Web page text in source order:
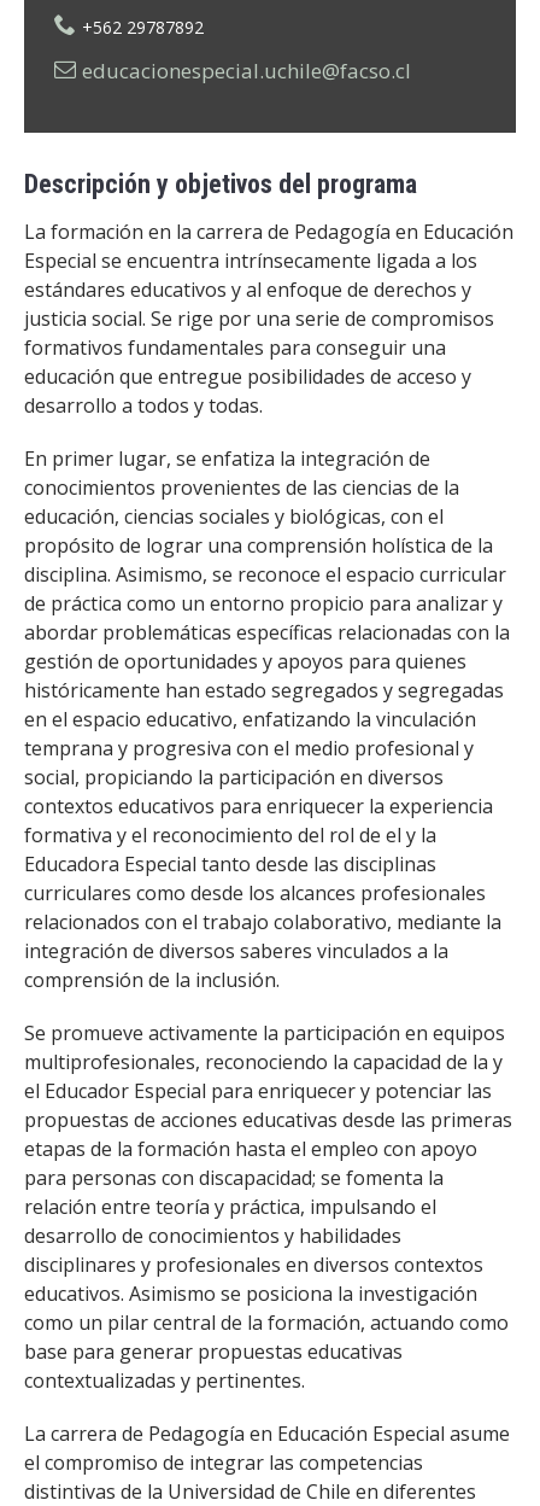
+562 29787892
educacionespecial.uchile@facso.cl
Descripción y objetivos del programa
La formación en la carrera de Pedagogía en Educación
Especial se encuentra intrínsecamente ligada a los
estándares educativos y al enfoque de derechos y
justicia social. Se rige por una serie de compromisos
formativos fundamentales para conseguir una
educación que entregue posibilidades de acceso y
desarrollo a todos y todas.
En primer lugar, se enfatiza la integración de
conocimientos provenientes de las ciencias de la
educación, ciencias sociales y biológicas, con el
propósito de lograr una comprensión holística de la
disciplina. Asimismo, se reconoce el espacio curricular
de práctica como un entorno propicio para analizar y
abordar problemáticas específicas relacionadas con la
gestión de oportunidades y apoyos para quienes
históricamente han estado segregados y segregadas
en el espacio educativo, enfatizando la vinculación
temprana y progresiva con el medio profesional y
social, propiciando la participación en diversos
contextos educativos para enriquecer la experiencia
formativa y el reconocimiento del rol de el y la
Educadora Especial tanto desde las disciplinas
curriculares como desde los alcances profesionales
relacionados con el trabajo colaborativo, mediante la
integración de diversos saberes vinculados a la
comprensión de la inclusión.
Se promueve activamente la participación en equipos
multiprofesionales, reconociendo la capacidad de la y
el Educador Especial para enriquecer y potenciar las
propuestas de acciones educativas desde las primeras
etapas de la formación hasta el empleo con apoyo
para personas con discapacidad; se fomenta la
relación entre teoría y práctica, impulsando el
desarrollo de conocimientos y habilidades
disciplinares y profesionales en diversos contextos
educativos. Asimismo se posiciona la investigación
como un pilar central de la formación, actuando como
base para generar propuestas educativas
contextualizadas y pertinentes.
La carrera de Pedagogía en Educación Especial asume
el compromiso de integrar las competencias
distintivas de la Universidad de Chile en diferentes